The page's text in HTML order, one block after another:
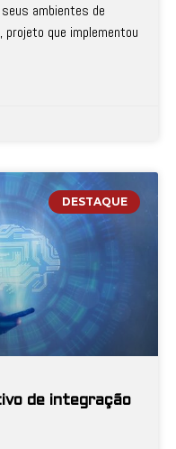
ambientes de
projeto que implementou
DESTAQUE
de integração